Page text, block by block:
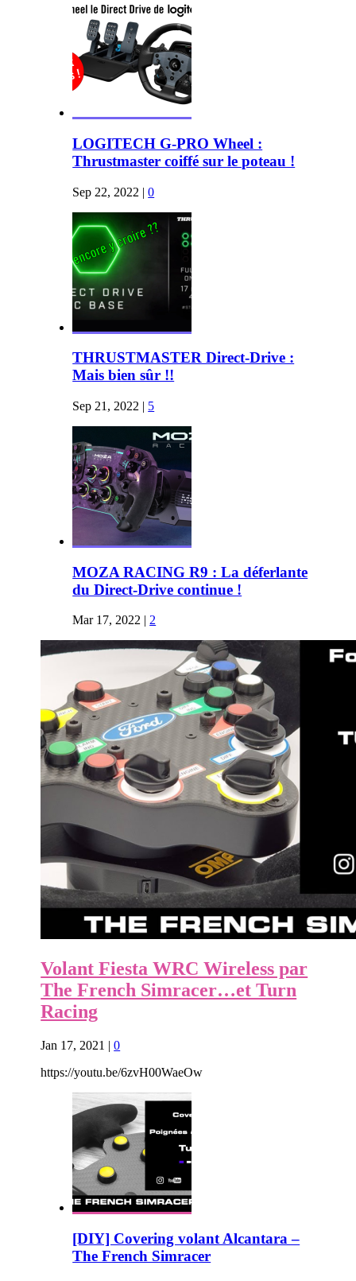
LOGITECH G-PRO Wheel :
Thrustmaster coiffé sur le poteau !
Sep 22, 2022 |0
THRUSTMASTER Direct-Drive :
Mais bien sûr !!
Sep 21, 2022 | 5
MOZA RACING R9 : La déferlante
du Direct-Drive continue !
Mar 17, 2022 |2
Volant Fiesta WRC Wireless par
The French Simracer…et Turn
Racing
Jan 17, 2021 |0
https://youtu.be/6zvH00WaeOw
[DIY] Covering volant Alcantara –
The French Simracer